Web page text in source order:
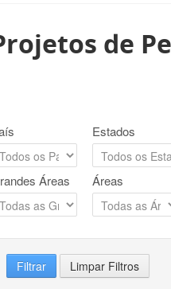
de
Estados
Áreas Áreas
Filtrar Limpar Filtros